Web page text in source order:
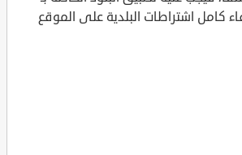
كامل اشتراطات البلدية على الموقع